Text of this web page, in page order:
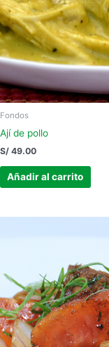
Fondos
Ají de pollo
S/ 49.00
Añadir al carrito